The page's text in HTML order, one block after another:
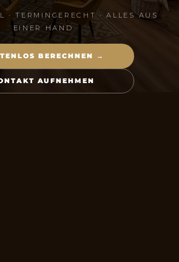
· TERMINGERECHT · ALLES AUS
EINER HAND
BERECHNEN →
AUFNEHMEN